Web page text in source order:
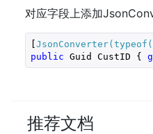
对应字段上添加
[
public Guid CustID {
推荐文档